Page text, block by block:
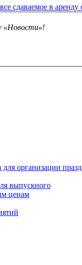
в аренду
«Новости»!
организации
выпускного
ценам